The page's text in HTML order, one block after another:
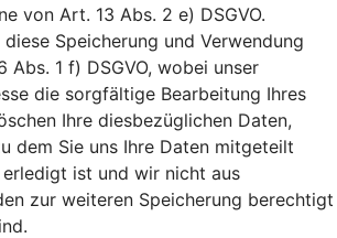
von Art. 13 Abs. 2 e) DSGVO.
Speicherung und Verwendung
1 f) DSGVO, wobei unser
die sorgfältige Bearbeitung Ihres
Ihre diesbezüglichen Daten,
dem Sie uns Ihre Daten mitgeteilt
ist und wir nicht aus
zur weiteren Speicherung berechtigt